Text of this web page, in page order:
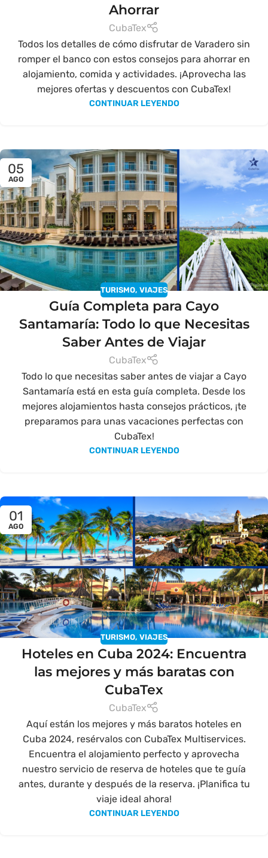
Ahorrar
CubaTex
Todos los detalles de cómo disfrutar de Varadero sin
romper el banco con estos consejos para ahorrar en
alojamiento, comida y actividades. ¡Aprovecha las
mejores ofertas y descuentos con CubaTex!
CONTINUAR LEYENDO
05
AGO
TURISMO, VIAJES
Guía Completa para Cayo
Santamaría: Todo lo que Necesitas
Saber Antes de Viajar
CubaTex
Todo lo que necesitas saber antes de viajar a Cayo
Santamaría está en esta guía completa. Desde los
mejores alojamientos hasta consejos prácticos, ¡te
preparamos para unas vacaciones perfectas con
CubaTex!
CONTINUAR LEYENDO
01
AGO
TURISMO, VIAJES
Hoteles en Cuba 2024: Encuentra
las mejores y más baratas con
CubaTex
CubaTex
Aquí están los mejores y más baratos hoteles en
Cuba 2024, resérvalos con CubaTex Multiservices.
Encuentra el alojamiento perfecto y aprovecha
nuestro servicio de reserva de hoteles que te guía
antes, durante y después de la reserva. ¡Planifica tu
viaje ideal ahora!
CONTINUAR LEYENDO